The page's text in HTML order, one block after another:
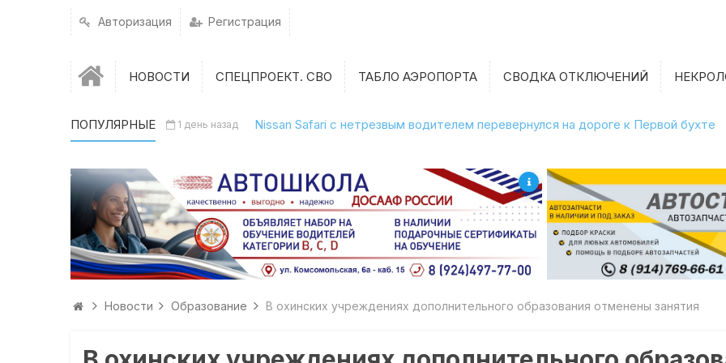
Авторизация Регистрация
НОВОСТИ СПЕЦПРОЕКТ. СВО ТАБЛО АЭРОПОРТА СВОДКА ОТКЛЮЧЕНИЙ
ПОПУЛЯРНЫЕ 1 день назад Nissan Safari с нетрезвым водителем перевернулся на дороге к Первой бухте
Новости Образование В охинских учреждениях дополнительного образования отменены занятия